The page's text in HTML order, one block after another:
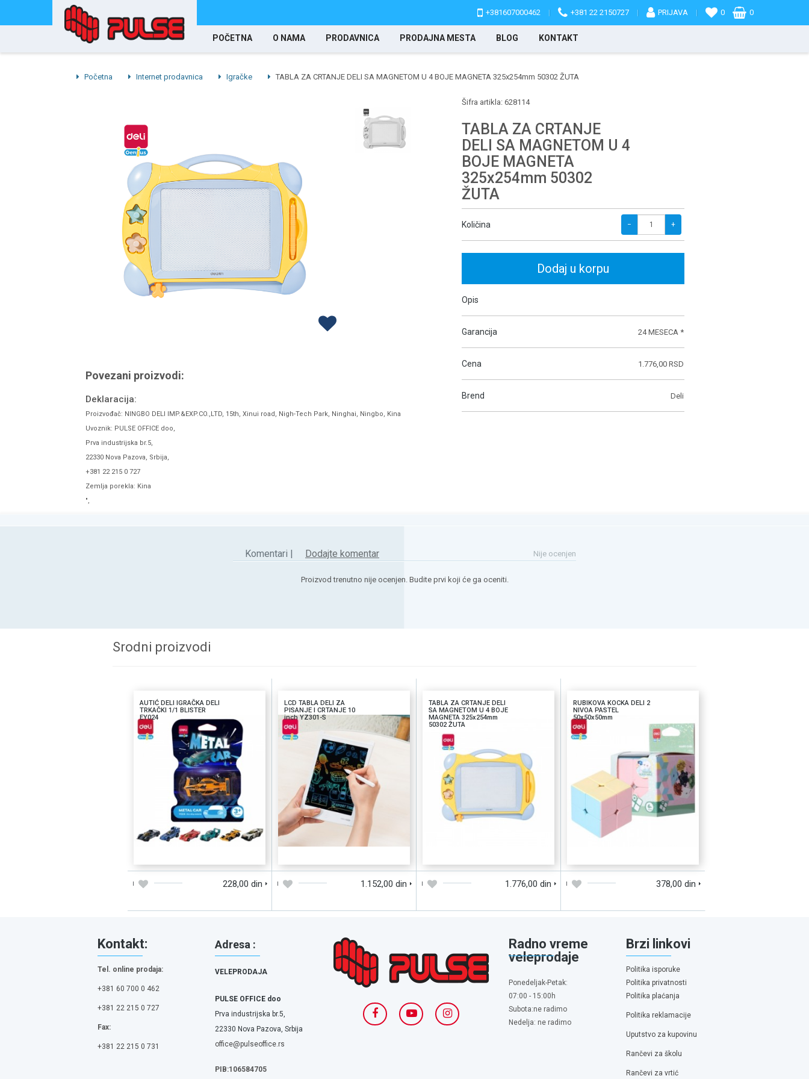
+381607000462 | +381 22 2150727 | PRIJAVA | 0 0
POČETNA O NAMA PRODAVNICA PRODAJNA MESTA BLOG KONTAKT
Početna Internet prodavnica Igračke TABLA ZA CRTANJE DELI SA MAGNETOM U 4 BOJE MAGNETA 325x254mm 50302 ŽUTA
Povezani proizvodi:
Deklaracija:
Proizvođač: NINGBO DELI IMP.&EXP.CO.,LTD, 15th, Xinui road, Nigh-Tech Park, Ninghai, Ningbo, Kina
Uvoznik: PULSE OFFICE doo,
Prva industrijska br.5,
22330 Nova Pazova, Srbija,
+381 22 215 0 727
Zemlja porekla: Kina
",
Šifra artikla: 628114
TABLA ZA CRTANJE
DELI SA MAGNETOM U 4
BOJE MAGNETA
325x254mm 50302
ŽUTA
Količina − +
Dodaj u korpu
Opis
Garancija 24 MESECA *
Cena 1.776,00 RSD
Brend Deli
Nije ocenjen
Komentari | Dodajte komentar
Proizvod trenutno nije ocenjen. Budite prvi koji će ga oceniti.
Srodni proizvodi
AUTIĆ DELI IGRAČKA DELI
TRKAČKI 1/1 BLISTER
EY024
228,00 din
LCD TABLA DELI ZA
PISANJE I CRTANJE 10
inch YZ301-S
1.152,00 din
TABLA ZA CRTANJE DELI
SA MAGNETOM U 4 BOJE
MAGNETA 325x254mm
50302 ŽUTA
1.776,00 din
RUBIKOVA KOCKA DELI 2
NIVOA PASTEL
50x50x50mm
378,00 din
Kontakt:
Tel. online prodaja:
+381 60 700 0 462
+381 22 215 0 727
Fax:
+381 22 215 0 731
Adresa :
VELEPRODAJA
PULSE OFFICE doo
Prva industrijska br.5,
22330 Nova Pazova, Srbija
office@pulseoffice.rs
PIB:106584705
Radno vreme
veleprodaje
Ponedeljak-Petak:
07:00 - 15:00h
Subota:ne radimo
Nedelja: ne radimo
Brzi linkovi
Politika isporuke
Politika privatnosti
Politika plaćanja
Politika reklamacije
Uputstvo za kupovinu
Rančevi za školu
Rančevi za vrtić